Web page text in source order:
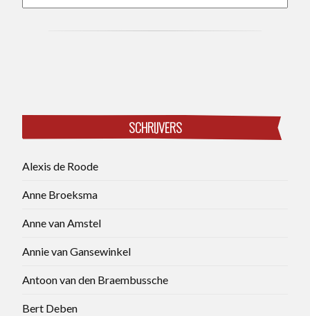
SCHRIJVERS
Alexis de Roode
Anne Broeksma
Anne van Amstel
Annie van Gansewinkel
Antoon van den Braembussche
Bert Deben